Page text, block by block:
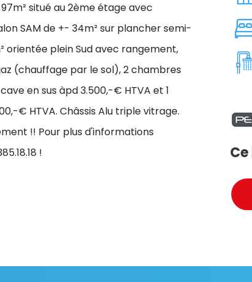
situé au 2ème étage avec
SAM de +- 34m² sur plancher semi-
orientée plein Sud avec rangement,
(chauffage par le sol), 2 chambres
en sus àpd 3.500,-€ HTVA et 1
€ HTVA. Châssis Alu triple vitrage.
!! Pour plus d'informations
!